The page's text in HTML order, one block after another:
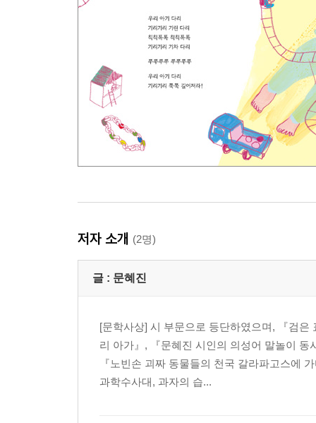
저자 소개 (2명)
글 : 문혜진
[문학사상] 시 부문으로 등단하였으며, 『검
리 아가』, 『문혜진 시인의 의성어 말놀이
『노빈손 괴짜 동물들의 천국 갈라파고스에
과학수사대, 과자의 습...